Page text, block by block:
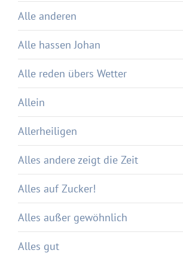
Alle anderen
Alle hassen Johan
Alle reden übers Wetter
Allein
Allerheiligen
Alles andere zeigt die Zeit
Alles auf Zucker!
Alles außer gewöhnlich
Alles gut